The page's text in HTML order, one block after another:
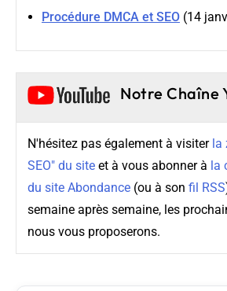
Procédure DMCA et SEO(14
Notre Chaîne
N'hésitez pas également à visiter la
SEO" du siteet à vous abonner à la
du site Abondance(ou à son fil RSS
semaine après semaine, les
nous vous proposerons.